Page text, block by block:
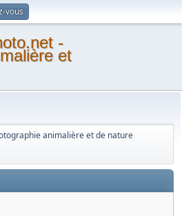
vous
-
et
animalière et de nature